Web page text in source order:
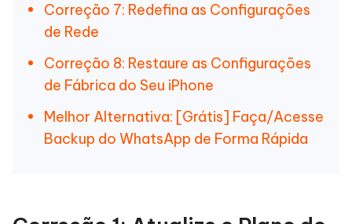
Correção 7: Redefina as Configurações
de Rede
Correção 8: Restaure as Configurações
de Fábrica do Seu iPhone
Melhor Alternativa: [Grátis] Faça/Acesse
Backup do WhatsApp de Forma Rápida